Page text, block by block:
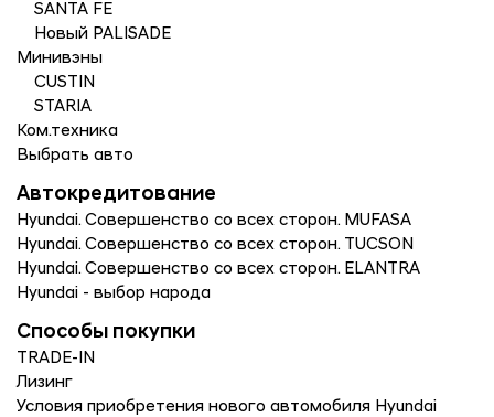
SANTA FE
Новый PALISADE
Минивэны
CUSTIN
STARIA
Ком.техника
Выбрать авто
Автокредитование
Hyundai. Совершенство со всех сторон. MUFASA
Hyundai. Совершенство со всех сторон. TUCSON
Hyundai. Совершенство со всех сторон. ELANTRA
Hyundai - выбор народа
Способы покупки
TRADE-IN
Лизинг
Условия приобретения нового автомобиля Hyundai